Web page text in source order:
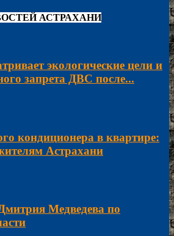
АСТРАХАНИ
экологические цели и
запрета ДВС после...
кондиционера в квартире:
Астрахани
Медведева по